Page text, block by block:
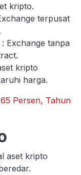
kripto.
terpusat
Exchange tanpa
kripto
harga.
Persen, Tahun
aset kripto